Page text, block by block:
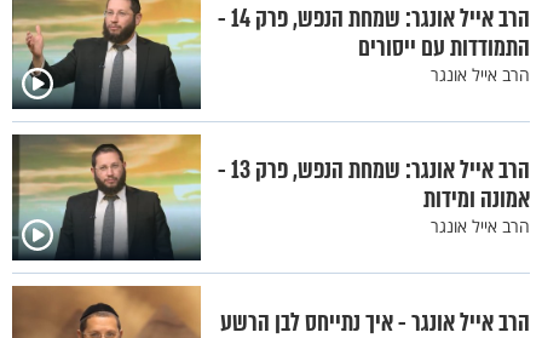
הרב אייל אונגר: שמחת הנפש, פרק 14 -
התמודדות עם ייסורים
הרב אייל אונגר
הרב אייל אונגר: שמחת הנפש, פרק 13 -
אמונה ומידות
הרב אייל אונגר
הרב אייל אונגר - איך נתייחס לבן הרשע